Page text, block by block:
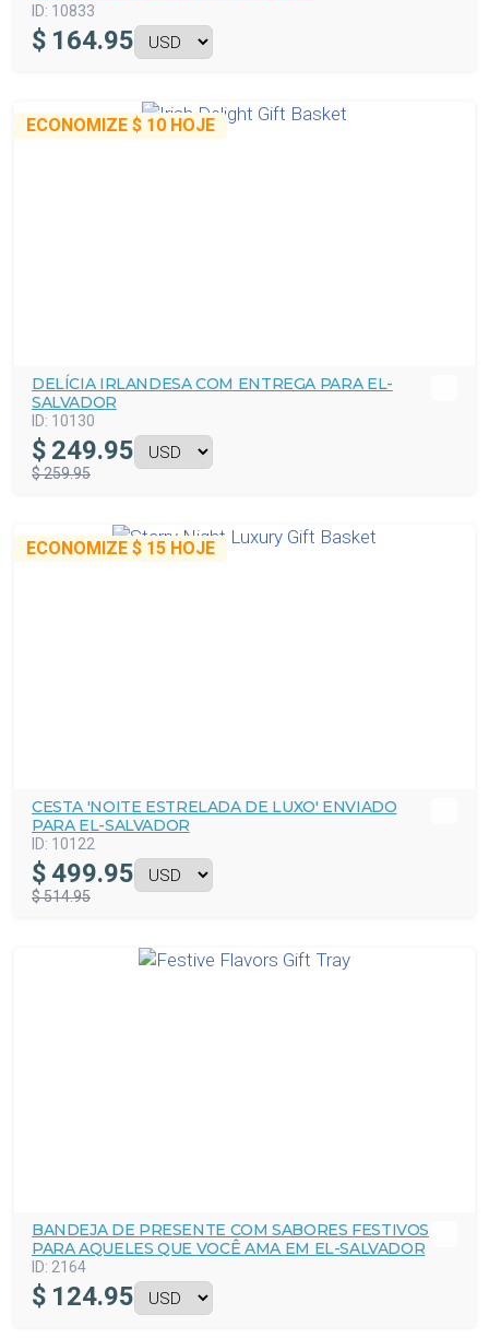
ID: 10833
$ 164.95
ECONOMIZE $ 10 HOJE
DELÍCIA IRLANDESA COM ENTREGA PARA EL-
SALVADOR
ID: 10130
$ 249.95
$ 259.95
ECONOMIZE $ 15 HOJE
CESTA 'NOITE ESTRELADA DE LUXO' ENVIADO
PARA EL-SALVADOR
ID: 10122
$ 499.95
$ 514.95
BANDEJA DE PRESENTE COM SABORES FESTIVOS
PARA AQUELES QUE VOCÊ AMA EM EL-SALVADOR
ID: 2164
$ 124.95